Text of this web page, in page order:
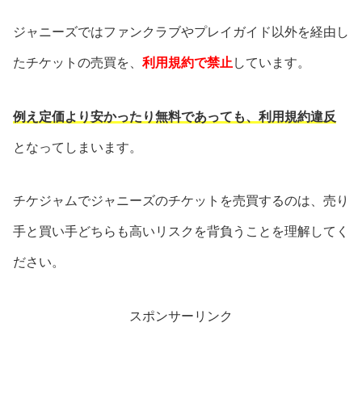
ジャニーズではファンクラブやプレイガイド以外を経由し
たチケットの売買を、 利用規約で禁止 しています。
例え定価より安かったり無料であっても、利用規約違反
となってしまいます。
チケジャムでジャニーズのチケットを売買するのは、売り
手と買い手どちらも高いリスクを背負うことを理解してく
ださい。
スポンサーリンク